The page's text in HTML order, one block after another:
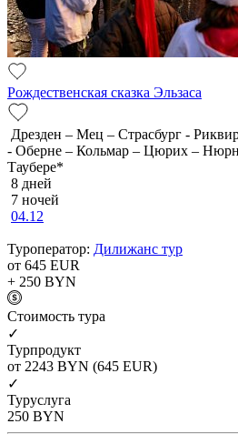
Рождественская сказка Эльзаса
Дрезден – Мец – Страсбург -
- Оберне – Кольмар – Цюрих –
Таубере*
8 дней
7 ночей
04.12
Туроператор: Дилижанс тур
от 645 EUR
+ 250 BYN
Cтоимость тура
✓
Турпродукт
от 2243 BYN (645 EUR)
✓
Туруслуга
250 BYN